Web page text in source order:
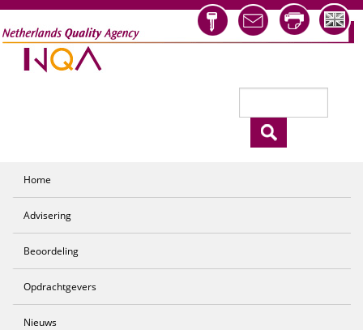
Overslaan en naar de inhoud gaan
Home
Advisering
Beoordeling
Opdrachtgevers
Nieuws